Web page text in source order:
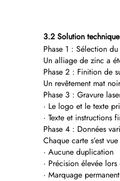
3.2 Solution technique
Phase 1 : Sélection
Un alliage de zinc a
Phase 2 : Finition de
Un revêtement mat
Phase 3 : Gravure
· Le logo et le texte
· Texte et instructions
Phase 4 : Données
Chaque carte s’est
· Aucune duplication
· Précision élevée
· Marquage permanent